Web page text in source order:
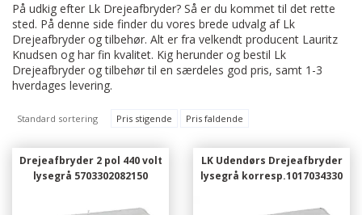
På udkig efter Lk Drejeafbryder? Så er du kommet til det rette
sted. På denne side finder du vores brede udvalg af Lk
Drejeafbryder og tilbehør. Alt er fra velkendt producent Lauritz
Knudsen og har fin kvalitet. Kig herunder og bestil Lk
Drejeafbryder og tilbehør til en særdeles god pris, samt 1-3
hverdages levering.
Standard sortering Pris stigende Pris faldende
Drejeafbryder 2 pol 440 volt
lysegrå 5703302082150
LK Udendørs Drejeafbryder
lysegrå korresp.1017034330